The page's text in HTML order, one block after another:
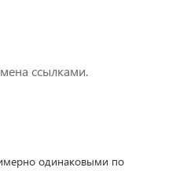
ссылками.
одинаковыми по